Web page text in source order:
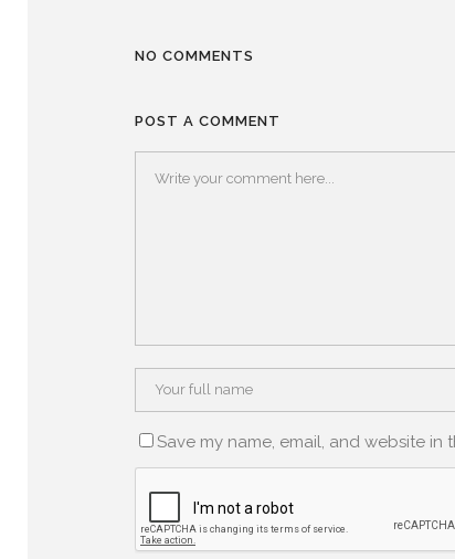
NO COMMENTS
POST A COMMENT
Save my name, email, and website